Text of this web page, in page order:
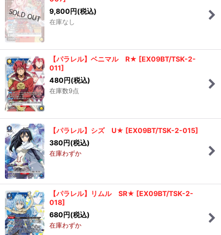
9,800円(税込)
在庫なし
【パラレル】ベニマル R★ [EX09BT/TSK-2-
011]
480円(税込)
在庫数9点
【パラレル】シズ U★ [EX09BT/TSK-2-015]
380円(税込)
在庫わずか
【パラレル】リムル SR★ [EX09BT/TSK-2-
018]
680円(税込)
在庫わずか